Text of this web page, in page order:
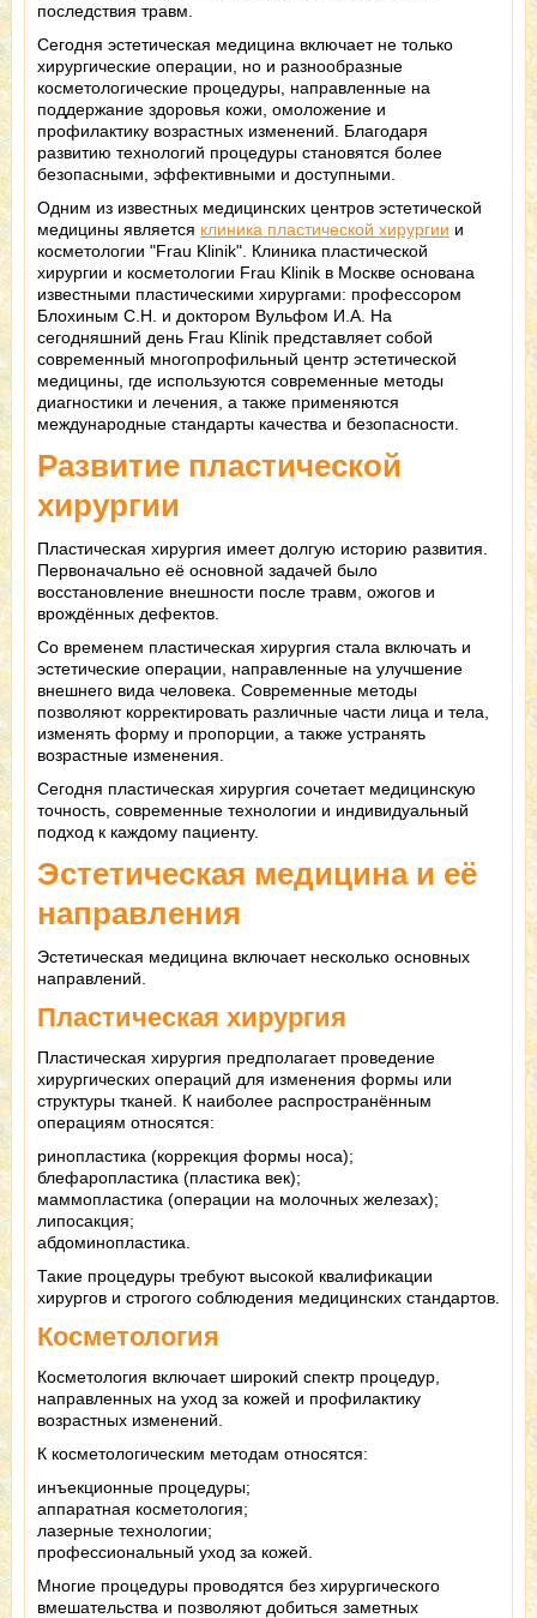
последствия травм.
Сегодня эстетическая медицина включает не только
хирургические операции, но и разнообразные
косметологические процедуры, направленные на
поддержание здоровья кожи, омоложение и
профилактику возрастных изменений. Благодаря
развитию технологий процедуры становятся более
безопасными, эффективными и доступными.
Одним из известных медицинских центров эстетической
медицины является клиника пластической хирургии и
косметологии "Frau Klinik". Клиника пластической
хирургии и косметологии Frau Klinik в Москве основана
известными пластическими хирургами: профессором
Блохиным С.Н. и доктором Вульфом И.А. На
сегодняшний день Frau Klinik представляет собой
современный многопрофильный центр эстетической
медицины, где используются современные методы
диагностики и лечения, а также применяются
международные стандарты качества и безопасности.
Развитие пластической
хирургии
Пластическая хирургия имеет долгую историю развития.
Первоначально её основной задачей было
восстановление внешности после травм, ожогов и
врождённых дефектов.
Со временем пластическая хирургия стала включать и
эстетические операции, направленные на улучшение
внешнего вида человека. Современные методы
позволяют корректировать различные части лица и тела,
изменять форму и пропорции, а также устранять
возрастные изменения.
Сегодня пластическая хирургия сочетает медицинскую
точность, современные технологии и индивидуальный
подход к каждому пациенту.
Эстетическая медицина и её
направления
Эстетическая медицина включает несколько основных
направлений.
Пластическая хирургия
Пластическая хирургия предполагает проведение
хирургических операций для изменения формы или
структуры тканей. К наиболее распространённым
операциям относятся:
ринопластика (коррекция формы носа);
блефаропластика (пластика век);
маммопластика (операции на молочных железах);
липосакция;
абдоминопластика.
Такие процедуры требуют высокой квалификации
хирургов и строгого соблюдения медицинских стандартов.
Косметология
Косметология включает широкий спектр процедур,
направленных на уход за кожей и профилактику
возрастных изменений.
К косметологическим методам относятся:
инъекционные процедуры;
аппаратная косметология;
лазерные технологии;
профессиональный уход за кожей.
Многие процедуры проводятся без хирургического
вмешательства и позволяют добиться заметных